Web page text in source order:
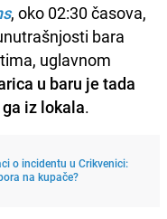
, oko 02:30 časova,
bara
uglavnom
u baru je tada
iz lokala.
o incidentu u Crikvenici:
na kupače?